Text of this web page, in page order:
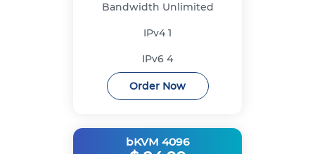
Bandwidth Unlimited
IPv41
IPv6 4
Order Now
bKVM 4096